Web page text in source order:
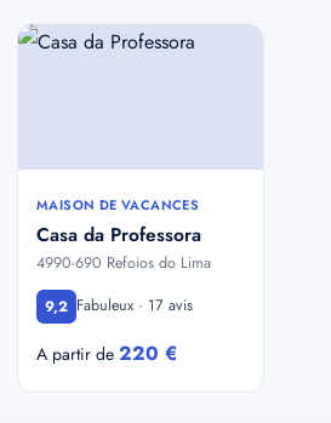
MAISON DE VACANCES
Casa da Professora
4990-690 Refoios do Lima
9,2 Fabuleux · 17 avis
A partir de 220 €